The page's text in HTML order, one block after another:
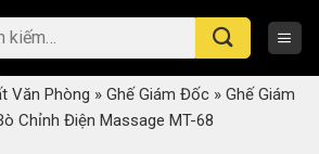
Văn Phòng » Ghế Giám Đốc» Ghế Giám
Chỉnh Điện Massage MT-68